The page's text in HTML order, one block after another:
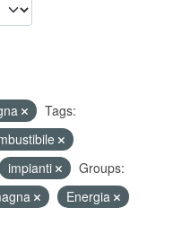
Tags:
impianti
Groups:
Energia